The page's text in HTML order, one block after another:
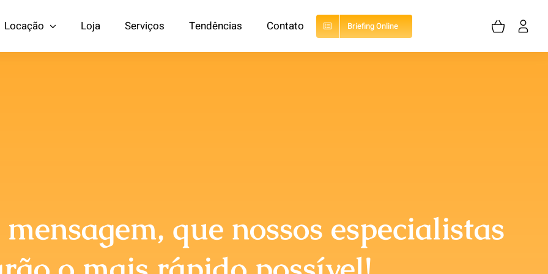
Locação Loja Serviços Tendências Contato Briefing Online
que nossos especialistas